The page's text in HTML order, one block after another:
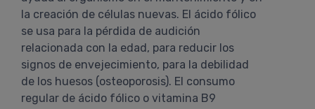
la creación de células nuevas. El ácido fólico
se usa para la pérdida de audición
relacionada con la edad, para reducir los
signos de envejecimiento, para la debilidad
de los huesos (osteoporosis). El consumo
regular de ácido fólico o vitamina B9